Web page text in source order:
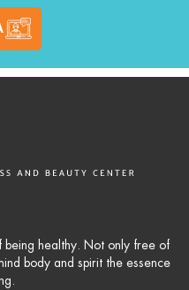
being healthy. Not only free of
body and spirit the essence